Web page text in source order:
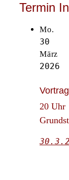
Termin
Mo.
30
März
2026
20 Uhr